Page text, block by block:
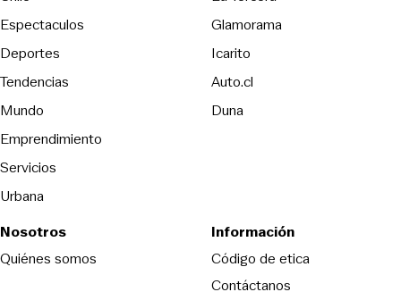
Espectaculos
Deportes
Tendencias
Mundo
Emprendimiento
Servicios
Urbana
Glamorama
Icarito
Auto.cl
DunaOpens in new window
Nosotros
Quiénes somos
Información
Código de eticaOpens in new
Contáctanos